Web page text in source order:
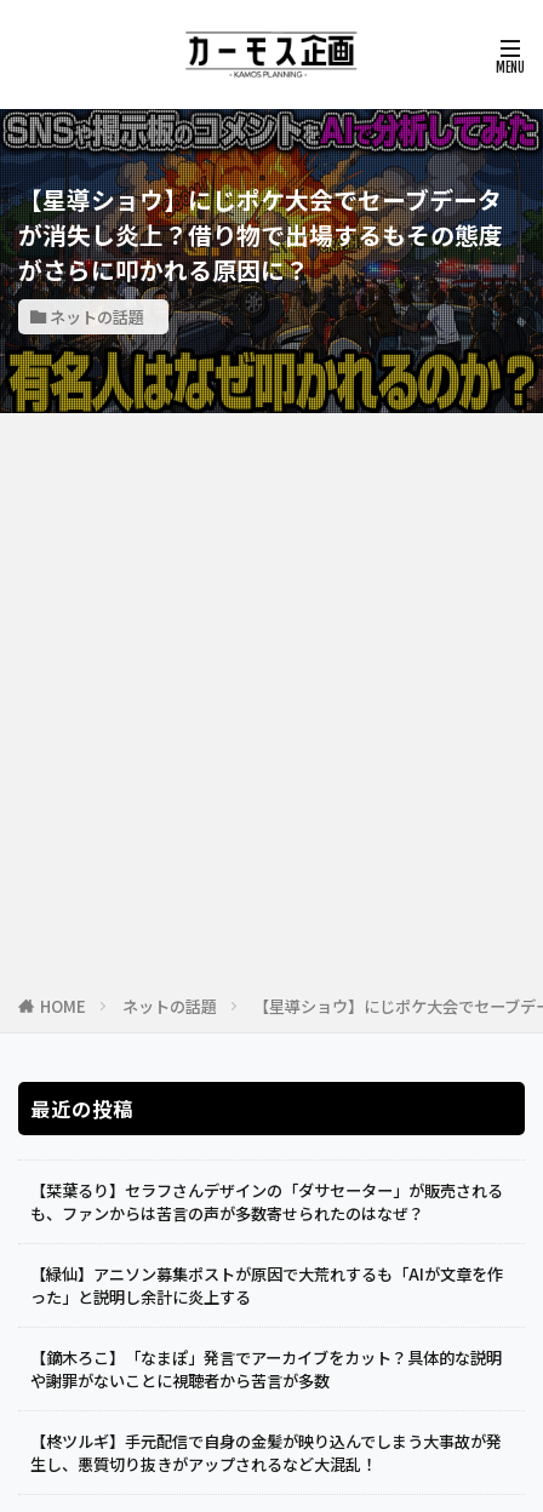
【星導ショウ】にじポケ大会でセーブデータ
が消失し炎上？借り物で出場するもその態度
がさらに叩かれる原因に？
ネットの話題
HOME ネットの話題 【星導ショウ】にじポケ大会でセーブ
最近の投稿
【栞葉るり】セラフさんデザインの「ダサセーター」が販売される
も、ファンからは苦言の声が多数寄せられたのはなぜ？
【緑仙】アニソン募集ポストが原因で大荒れするも「AIが文章を作
った」と説明し余計に炎上する
【鏑木ろこ】「なまぽ」発言でアーカイブをカット？具体的な説明
や謝罪がないことに視聴者から苦言が多数
【柊ツルギ】手元配信で自身の金髪が映り込んでしまう大事故が発
生し、悪質切り抜きがアップされるなど大混乱！